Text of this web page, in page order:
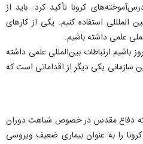
کرونا تأکید کرد: باید از
الملللی استفاده کنیم. یکی از کارهای
علمی داشته باشیم.
باشیم ارتباطات بین‌المللی علمی داشته
سازمانی یکی دیگر از اقداماتی است که
دفاع مقدس در خصوص شباهت دوران
را به عنوان بیماری ضعیف ویروسی